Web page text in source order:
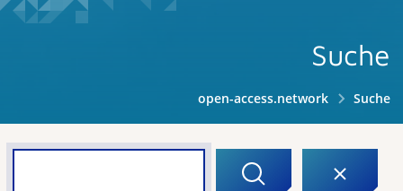
Suche
open-access.network Suche